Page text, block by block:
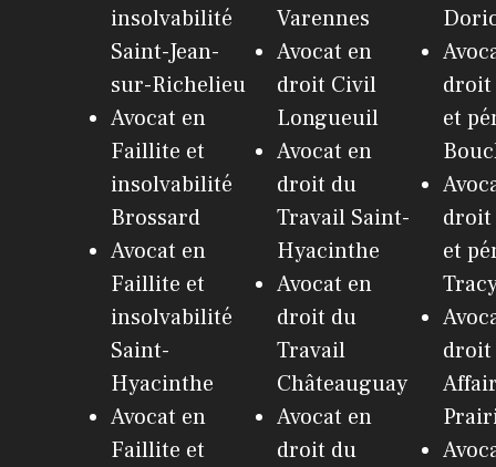
insolvabilité
Saint-Jean-
sur-Richelieu
Avocat en
Faillite et
insolvabilité
Brossard
Avocat en
Faillite et
insolvabilité
Saint-
Hyacinthe
Avocat en
Faillite et
Varennes
Avocat en
droit Civil
Longueuil
Avocat en
droit du
Travail Saint-
Hyacinthe
Avocat en
droit du
Travail
Châteauguay
Avocat en
droit du
et
et
droit